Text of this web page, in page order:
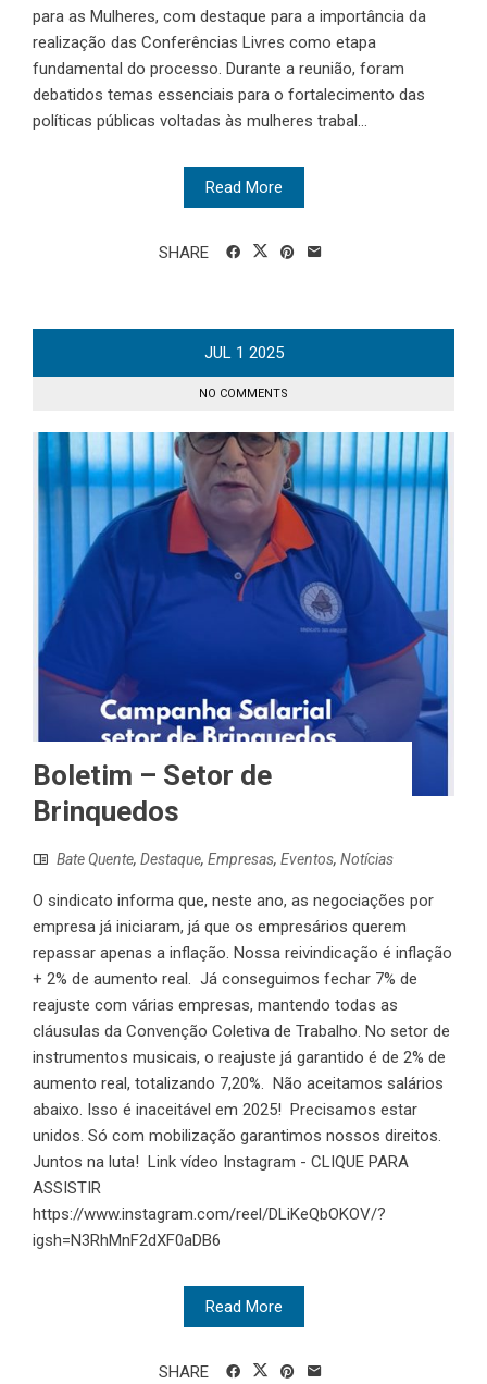
para as Mulheres, com destaque para a importância da
realização das Conferências Livres como etapa
fundamental do processo. Durante a reunião, foram
debatidos temas essenciais para o fortalecimento das
políticas públicas voltadas às mulheres trabal...
Read More
SHARE
JUL 1 2025
NO COMMENTS
Boletim – Setor de
Brinquedos
Bate Quente, Destaque, Empresas, Eventos, Notícias
O sindicato informa que, neste ano, as negociações por
empresa já iniciaram, já que os empresários querem
repassar apenas a inflação. Nossa reivindicação é inflação
+ 2% de aumento real. Já conseguimos fechar 7% de
reajuste com várias empresas, mantendo todas as
cláusulas da Convenção Coletiva de Trabalho. No setor de
instrumentos musicais, o reajuste já garantido é de 2% de
aumento real, totalizando 7,20%. Não aceitamos salários
abaixo. Isso é inaceitável em 2025! Precisamos estar
unidos. Só com mobilização garantimos nossos direitos.
Juntos na luta! Link vídeo Instagram - CLIQUE PARA
ASSISTIR
https://www.instagram.com/reel/DLiKeQbOKOV/?
igsh=N3RhMnF2dXF0aDB6
Read More
SHARE